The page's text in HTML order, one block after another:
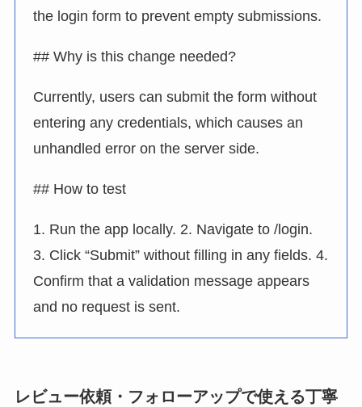
the login form to prevent empty submissions.
## Why is this change needed?
Currently, users can submit the form without
entering any credentials, which causes an
unhandled error on the server side.
## How to test
1. Run the app locally. 2. Navigate to /login.
3. Click “Submit” without filling in any fields. 4.
Confirm that a validation message appears
and no request is sent.
レビュー依頼・フォローアップで使える丁寧